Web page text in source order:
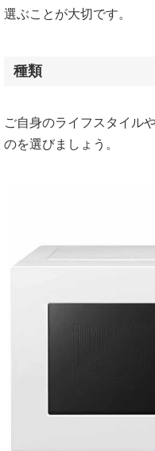
選ぶことが大切です。
種類
ご自身のライフスタイル
のを選びましょう。